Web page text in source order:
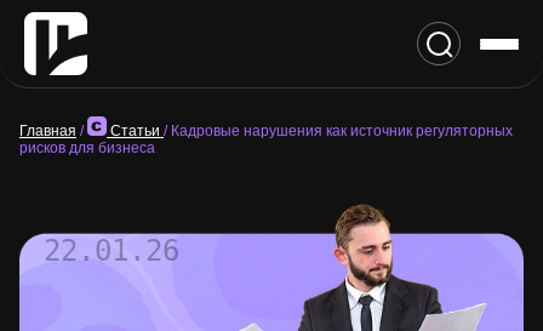
Главная / Статьи / Кадровые нарушения как источник регуляторных
рисков для бизнеса
22.01.26